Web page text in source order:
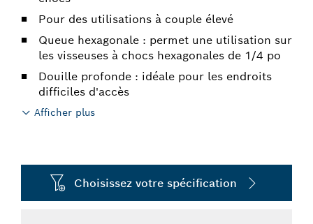
Pour des utilisations à couple élevé
Queue hexagonale : permet une utilisation sur
les visseuses à chocs hexagonales de 1/4 po
Douille profonde : idéale pour les endroits
difficiles d'accès
Afficher plus
Choisissez votre spécification